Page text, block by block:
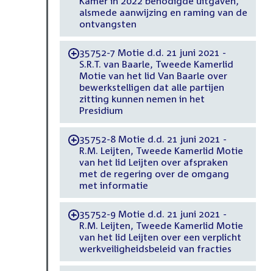
alsmede aanwijzing en raming van de
ontvangsten
-35752-7 Motie d.d. 21 juni 2021 -
S.R.T. van Baarle, Tweede Kamerlid
Motie van het lid Van Baarle over
bewerkstelligen dat alle partijen
zitting kunnen nemen in het
Presidium
-35752-8 Motie d.d. 21 juni 2021 -
R.M. Leijten, Tweede Kamerlid Motie
van het lid Leijten over afspraken
met de regering over de omgang
met informatie
-35752-9 Motie d.d. 21 juni 2021 -
R.M. Leijten, Tweede Kamerlid Motie
van het lid Leijten over een verplicht
werkveiligheidsbeleid van fracties